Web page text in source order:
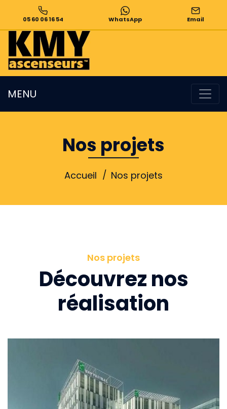
05 60 06 16 54 WhatsApp Email
MENU
Nos projets
Accueil Nos projets
Nos projets
Découvrez nos
réalisation